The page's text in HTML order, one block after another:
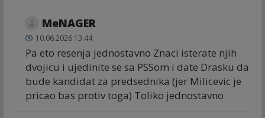
MeNAGER
10.06.2026 13:44
Pa eto resenja jednostavno Znaci isterate njih
dvojicu i ujedinite se sa PSSom i date Drasku da
bude kandidat za predsednika (jer Milicevic je
pricao bas protiv toga) Toliko jednostavno